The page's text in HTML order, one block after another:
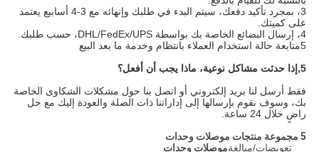
3، بمجرد تأكيد دفعك، سيتم البدء في طلبك وإنهائه مع 3-4 أسابيع يعتمد
على كميتك.
4، إرسال البضائع الخاصة بك بواسطة DHL/FedEx/UPS، حسب طلبك.
5متابعة حالة استخدام العملاء بانتظام وخدمة ما بعد البيع
5, إذا حدثت مشاكل نوعية، ماذا يجب أن أفعل؟
فقط أرسل لنا بريد إلكتروني أو اتصل بنا حول مشكلات الشكاوى الخاصة
بك، وسوف نقوم بإرسالها إلى إداراتنا ذات الصلة والعودة إليك مع حل
راضٍ خلال 24 ساعة.
5 مجموعة منتجات
موصلات وحدات
تعويضات/مبالغةموصلات وحدات